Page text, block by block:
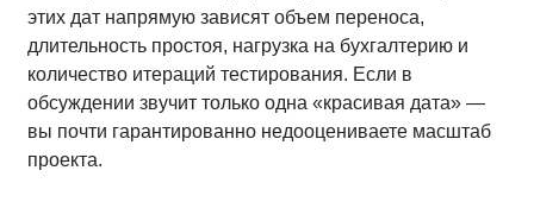
этих дат напрямую зависят объем переноса,
длительность простоя, нагрузка на бухгалтерию и
количество итераций тестирования. Если в
обсуждении звучит только одна «красивая дата» —
вы почти гарантированно недооцениваете масштаб
проекта.